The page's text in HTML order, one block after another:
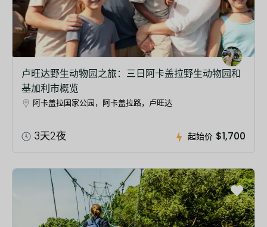
卢旺达野生动物园之旅：三日阿卡盖拉野生动物园和
基加利市概览
阿卡盖拉国家公园，阿卡盖拉路，卢旺达
3天2夜 起始价 $1,700